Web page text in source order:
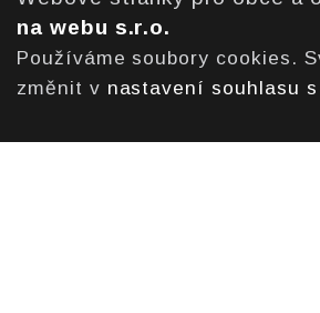
na webu s.r.o.
Používáme soubory cookies.
změnit v nastavení souhlasu